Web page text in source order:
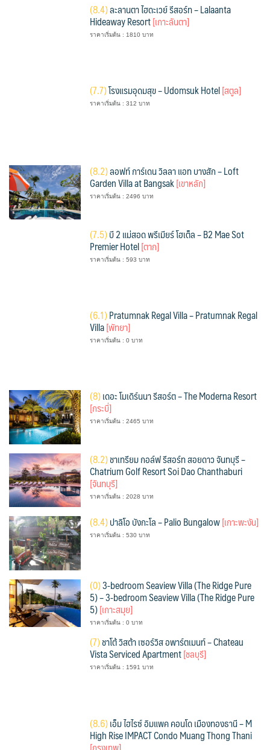
(8.4)ละลานตา ไฮดะเวย์ รีสอร์ท – Lalaanta
Hideaway Resort[เกาะลันตา]
ราคาเริ่มต้น : 1810 บาท
(7.7)โรงแรมอุดมสุข – Udomsuk Hotel[สตูล]
ราคาเริ่มต้น : 312 บาท
(8.2)ลอฟท์ การ์เดน วิลลา แอท บางสัก – Loft
Garden Villa at Bangsak[เขาหลัก]
ราคาเริ่มต้น : 2496 บาท
(7.5)บี 2 แม่สอด พรีเมียร์ โฮเต็ล – B2 Mae Sot
Premier Hotel[ตาก]
ราคาเริ่มต้น : 593 บาท
(6.1)Pratumnak Regal Villa – Pratumnak Regal
Villa[พัทยา]
ราคาเริ่มต้น : 0 บาท
(8)เดอะ โมเดิร์นนา รีสอร์ต – The Moderna Resort
[กระบี่]
ราคาเริ่มต้น : 2465 บาท
(8.2)ชาเทรียม กอล์ฟ รีสอร์ท สอยดาว จันทบุรี –
Chatrium Golf Resort Soi Dao Chanthaburi
[จันทบุรี]
ราคาเริ่มต้น : 2028 บาท
(8.4)ปาลิโอ บังกะโล – Palio Bungalow[เกาะพะงัน]
ราคาเริ่มต้น : 530 บาท
(0)3-bedroom Seaview Villa (The Ridge Pure
5) – 3-bedroom Seaview Villa (The Ridge Pure
5)[เกาะสมุย]
ราคาเริ่มต้น : 0 บาท
(7)ชาโต้ วิสต้า เซอร์วิส อพาร์ตเมนท์ – Chateau
Vista Serviced Apartment[ชลบุรี]
ราคาเริ่มต้น : 1591 บาท
(8.6)เอ็ม ไฮไรซ์ อิมแพค คอนโด เมืองทองธานี – M
High Rise IMPACT Condo Muang Thong Thani